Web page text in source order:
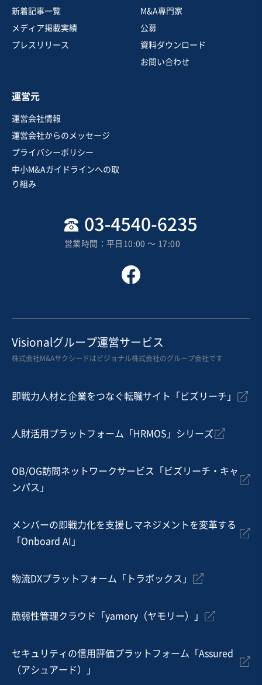
新着記事一覧
メディア掲載実績
プレスリリース
M&A専門家
公募
資料ダウンロード
お問い合わせ
運営元
運営会社情報
運営会社からのメッセージ
プライバシーポリシー
中小M&Aガイドラインへの取
り組み
営業時間：平日10:00 〜 17:00
Visionalグループ運営サービス
株式会社M&Aサクシードはビジョナル株式会社のグループ会社です
即戦力人材と企業をつなぐ転職サイト「ビズリーチ」
人財活用プラットフォーム「HRMOS」シリーズ
OB/OG訪問ネットワークサービス「ビズリーチ・キャ
ンパス」
メンバーの即戦力化を支援しマネジメントを変革する
「Onboard AI」
物流DXプラットフォーム「トラボックス」
脆弱性管理クラウド「yamory（ヤモリー）」
セキュリティの信用評価プラットフォーム「Assured
（アシュアード）」